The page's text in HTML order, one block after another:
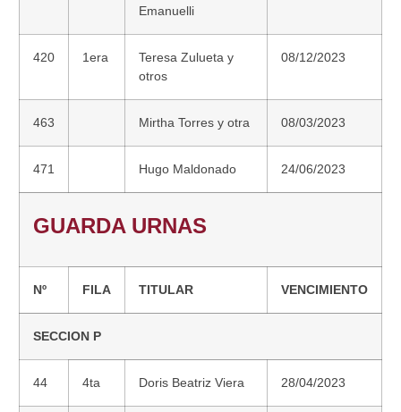
Emanuelli
420 1era
Teresa Zulueta y
otros
08/12/2023
463 Mirtha Torres y otra 08/03/2023
471 Hugo Maldonado 24/06/2023
GUARDA URNAS
Nº FILA TITULAR VENCIMIENTO
SECCION P
44 4ta Doris Beatriz Viera 28/04/2023